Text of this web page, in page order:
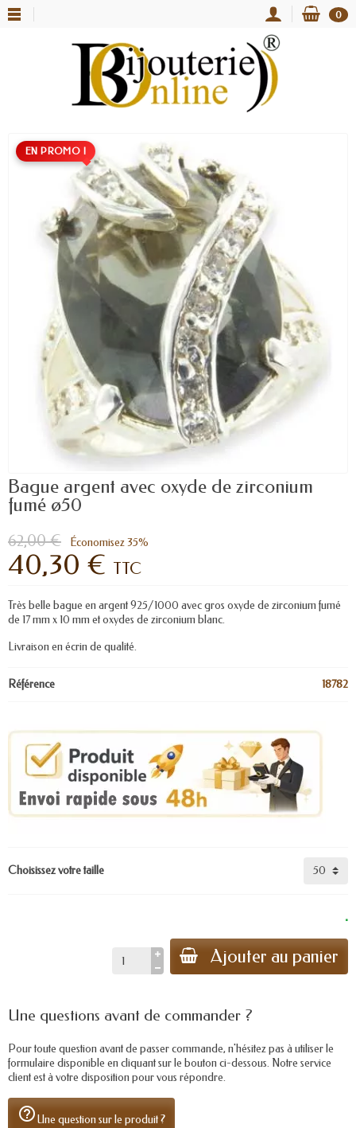
0
EN PROMO !
Bague argent avec oxyde de zirconium
fumé ø50
62,00 € Économisez 35%
40,30 € TTC
Très belle bague en argent 925/1000 avec gros oxyde de zirconium fumé
de 17 mm x 10 mm et oxydes de zirconium blanc.
Livraison en écrin de qualité.
Référence 18782
Choisissez votre taille
.
Ajouter au panier
Une questions avant de commander ?
Pour toute question avant de passer commande, n'hésitez pas à utiliser le
formulaire disponible en cliquant sur le bouton ci-dessous. Notre service
client est à votre disposition pour vous répondre.
help_outlineUne question sur le produit ?